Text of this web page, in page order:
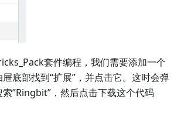
套件编程，我们需要添加一个
底部找到“扩展”，并点击它。这时会弹
”Ringbit”，然后点击下载这个代码